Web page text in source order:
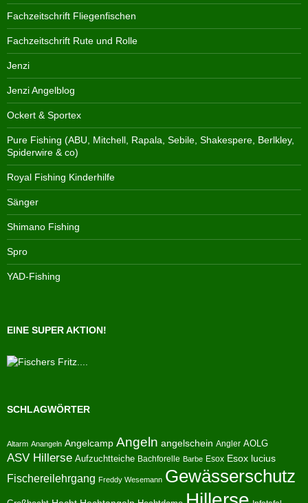
Fachzeitschrift Fliegenfischen
Fachzeitschrift Rute und Rolle
Jenzi
Jenzi Angelblog
Ockert & Sportex
Pure Fishing (ABU, Mitchell, Rapala, Sebile, Shakespere, Berlkley,
Spiderwire & co)
Royal Fishing Kinderhilfe
Sänger
Shimano Fishing
Spro
YAD-Fishing
EINE SUPER AKTION!
SCHLAGWÖRTER
Altarm Anangeln Angelcamp Angeln angelschein Angler AOLG
ASV Hillerse Aufzuchtteiche Bachforelle Barbe Esox Esox lucius
Fischereilehrgang Freddy Wesemann Gewässerschutz